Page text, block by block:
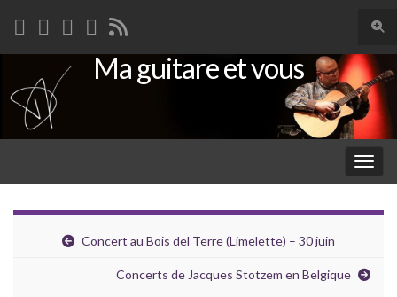
Search for:
Ma guitare et vous
Concert au Bois del Terre (Limelette) – 30 juin
Concerts de Jacques Stotzem en Belgique